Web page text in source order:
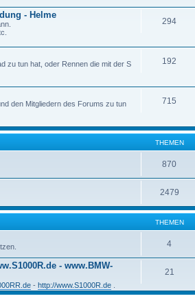
- Helme
294
zu tun hat, oder Rennen die mit der S
192
den Mitgliedern des Forums zu tun
715
THEMEN
870
2479
THEMEN
4
- www.BMW-
- http://www.S1000R.de
21